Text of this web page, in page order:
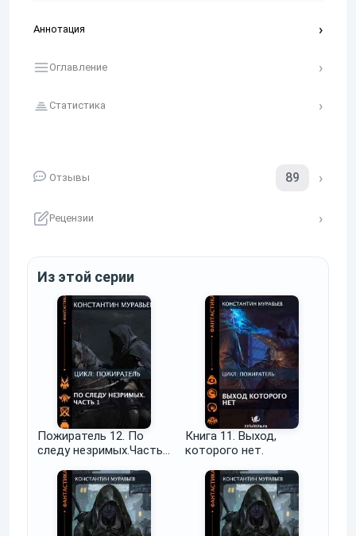
Аннотация
Оглавление
Статистика
Отзывы 89
Рецензии
Из этой серии
Пожиратель 12. По
следу незримых.Часть
Книга 11. Выход,
которого нет.